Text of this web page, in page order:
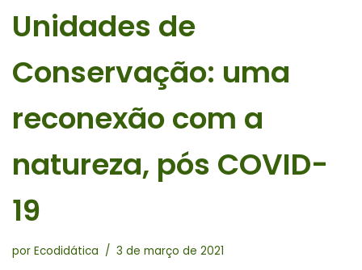
Unidades de
Conservação: uma
reconexão com a
natureza, pós COVID-
19
por Ecodidática 3 de março de 2021